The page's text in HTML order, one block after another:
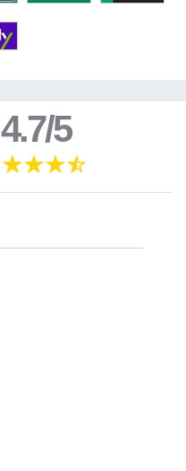
4.7/5